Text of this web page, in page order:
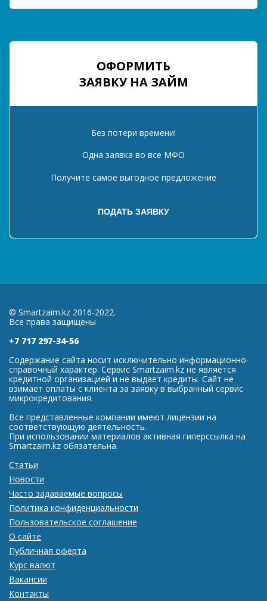
ОФОРМИТЬ
ЗАЯВКУ НА ЗАЙМ
Без потери времени!
Одна заявка во все МФО
Получите самое выгодное предложение
© Smartzaim.kz 2016-2022.
Все права защищены
+7 717 297-34-56
Содержание сайта носит исключительно информационно-
справочный характер. Сервис Smartzaim.kz не является
кредитной организацией и не выдает кредиты. Сайт не
взимает оплаты с клиента за заявку в выбранный сервис
микрокредитования.
Все представленные компании имеют лицензии на
соответствующую деятельность.
При использовании материалов активная гиперссылка на
Smartzaim.kz обязательна.
Статьи
Новости
Часто задаваемые вопросы
Политика конфиденциальности
Пользовательское соглашение
О сайте
Публичная оферта
Курс валют
Вакансии
Контакты